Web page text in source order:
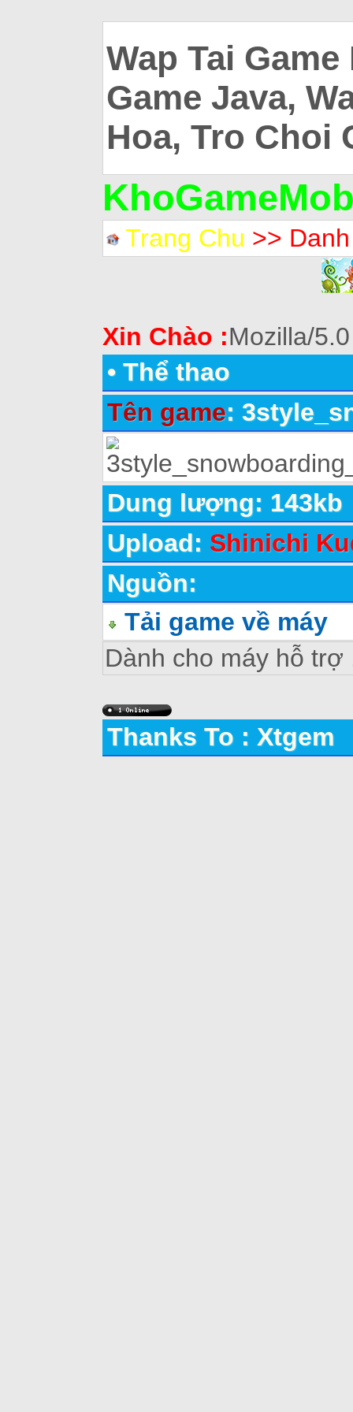
Wap Tai
Game Java,
Hoa, Tro Choi
Trang Chu >>
Xin Chào :Mozilla/5.0
• Thể thao
Tên game:
Dung lượng: 143kb
Upload: Shinichi
Nguồn:
Tải game về máy
Dành cho máy hỗ trợ
Thanks To : Xtgem